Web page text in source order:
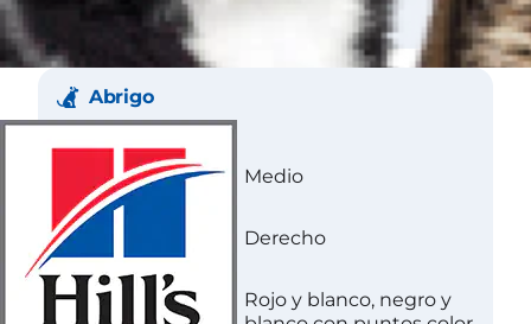
Abrigo
Longitud Medio
Textura Derecho
Color
Rojo y blanco, negro y